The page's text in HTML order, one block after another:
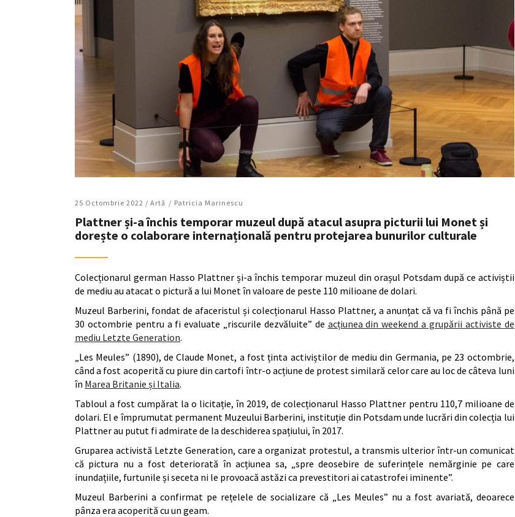
25 Octombrie 2022 / Artǎ Patricia Marinescu
Plattner și-a închis temporar muzeul după atacul asupra picturii lui Monet și
dorește o colaborare internațională pentru protejarea bunurilor culturale
Colecționarul german Hasso Plattner și-a închis temporar muzeul din orașul Potsdam după ce activiștii
de mediu au atacat o pictură a lui Monet în valoare de peste 110 milioane de dolari.
Muzeul Barberini, fondat de afaceristul și colecționarul Hasso Plattner, a anunțat că va fi închis până pe
30 octombrie pentru a fi evaluate „riscurile dezvăluite” de acțiunea din weekend a grupării activiste de
mediu Letzte Generation.
„Les Meules” (1890), de Claude Monet, a fost ținta activiștilor de mediu din Germania, pe 23 octombrie,
când a fost acoperită cu piure din cartofi într-o acțiune de protest similară celor care au loc de câteva luni
în Marea Britanie și Italia.
Tabloul a fost cumpărat la o licitație, în 2019, de colecționarul Hasso Plattner pentru 110,7 milioane de
dolari. El e împrumutat permanent Muzeului Barberini, instituție din Potsdam unde lucrări din colecția lui
Plattner au putut fi admirate de la deschiderea spațiului, în 2017.
Gruparea activistă Letzte Generation, care a organizat protestul, a transmis ulterior într-un comunicat
că pictura nu a fost deteriorată în acțiunea sa, „spre deosebire de suferințele nemărginie pe care
inundațiile, furtunile și seceta ni le provoacă astăzi ca prevestitori ai catastrofei iminente”.
Muzeul Barberini a confirmat pe rețelele de socializare că „Les Meules” nu a fost avariată, deoarece
pânza era acoperită cu un geam.